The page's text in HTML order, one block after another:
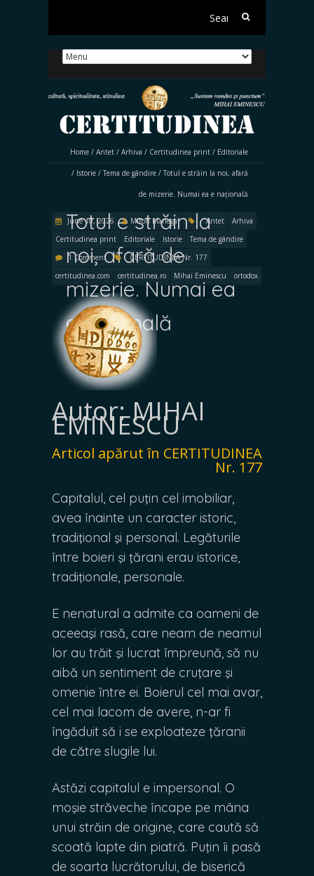
Search
Home / Antet / Arhiva / Certitudinea print / Editoriale
/ Istorie / Tema de gândire / Totul e străin la noi, afară
de mizerie. Numai ea e națională
Totul e străin la
noi, afară de
mizerie. Numai ea
e națională
June 10, 2026 Miron Manega Antet
Arhiva
Certitudinea print
Editoriale Istorie
Tema de gândire
1 Comment
CERTITUDINEA Nr. 177
certitudinea.com
certitudinea.ro Mihai Eminescu ortodox
Autor: MIHAI
EMINESCU
Articol apărut în CERTITUDINEA
Nr. 177
Capitalul, cel puţin cel imobiliar,
avea înainte un caracter istoric,
tradiţional şi personal. Legăturile
între boieri şi ţărani erau istorice,
tradiţionale, personale.
E nenatural a admite ca oameni de
aceeaşi rasă, care neam de neamul
lor au trăit şi lucrat împreună, să nu
aibă un sentiment de cruţare şi
omenie între ei. Boierul cel mai avar,
cel mai lacom de avere, n-ar fi
îngăduit să i se exploateze ţăranii
de către slugile lui.
Astăzi capitalul e impersonal. O
moşie străveche încape pe mâna
unui străin de origine, care caută să
scoată lapte din piatră. Puţin îi pasă
de soarta lucrătorului, de biserică